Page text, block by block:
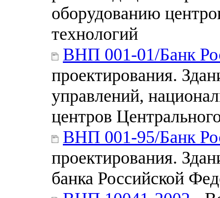
оборудованию
технологий
ВНП 001-01/Банк
проектирования.
управлений,
центров
ВНП 001-95/Банк
проектирования.
банка Российской